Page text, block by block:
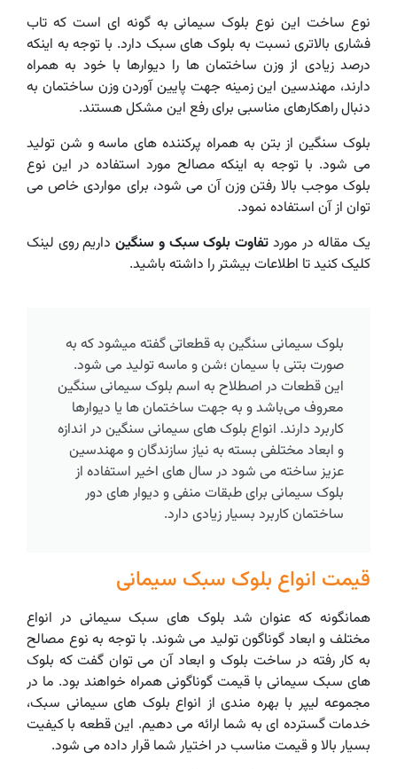
نوع ساخت این نوع بلوک سیمانی به گونه ‌ای است که تاب
فشاری بالاتری نسبت به بلوک های سبک دارد. با توجه به اینکه
درصد زیادی از وزن ساختمان ها را دیوارها با خود به همراه
دارند، مهندسین این زمینه جهت پایین آوردن وزن ساختمان به
دنبال راهکارهای مناسبی برای رفع این مشکل هستند.
بلوک سنگین از بتن به همراه پرکننده های ماسه و شن تولید
می شود. با توجه به اینکه مصالح مورد استفاده در این نوع
بلوک موجب بالا رفتن وزن آن می شود، برای مواردی خاص می
توان از آن استفاده نمود.
یک مقاله در مورد تفاوت بلوک سبک و سنگین داریم روی لینک
کلیک کنید تا اطلاعات بیشتر را داشته باشید.
بلوک سیمانی سنگین به قطعاتی گفته میشود که به
صورت بتنی با سیمان ؛شن و ماسه تولید می شود.
این قطعات در اصطلاح به اسم بلوک سیمانی سنگین
معروف می‌باشد و به جهت ساختمان ها یا دیوارها
کاربرد دارند. انواع بلوک های سیمانی سنگین در اندازه
و ابعاد مختلفی بسته به نیاز سازندگان و مهندسین
عزیز ساخته می شود در سال های اخیر استفاده از
بلوک سیمانی برای طبقات منفی و دیوار های دور
ساختمان کاربرد بسیار زیادی دارد.
قیمت انواع بلوک سبک سیمانی
همانگونه که عنوان شد بلوک های سبک سیمانی در انواع
مختلف و ابعاد گوناگون تولید می شوند. با توجه به نوع مصالح
به کار رفته در ساخت بلوک و ابعاد آن می ‌توان گفت که بلوک
های سبک سیمانی با قیمت گوناگونی همراه خواهند بود. ما در
مجموعه لیپر با بهره مندی از انواع بلوک های سیمانی سبک،
خدمات گسترده ای به شما ارائه می دهیم. این قطعه با کیفیت
بسیار بالا و قیمت مناسب در اختیار شما قرار داده می شود.